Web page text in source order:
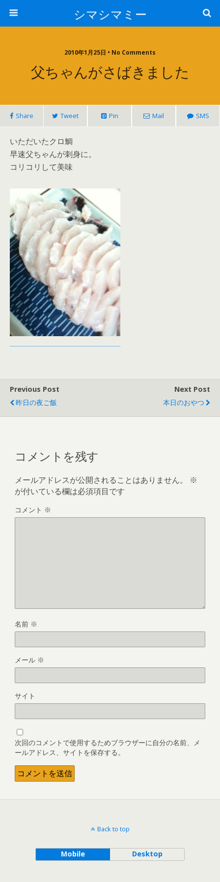
シマシマミー
2010年1月25日 • No Comments
父ちゃんがさばきました
Share Tweet Pin Mail SMS
いただいたクロ鯛
早速父ちゃんが刺身に。
コリコリして美味
Previous Post
昨日の夜ご飯
Next Post
本日のおやつ
コメントを残す
メールアドレスが公開されることはありません。
※
が付いている欄は必須項目です
コメント ※
名前 ※
メール ※
サイト
次回のコメントで使用するためブラウザーに自分の名前、メ
ールアドレス、サイトを保存する。
Back to top
Mobile Desktop